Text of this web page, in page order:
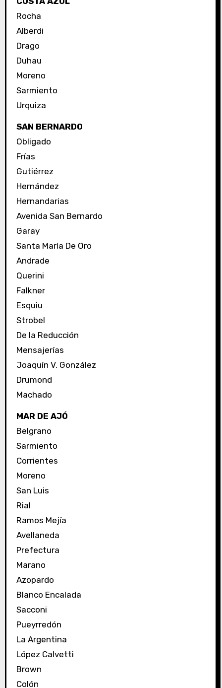
Rocha
Alberdi
Drago
Duhau
Moreno
Sarmiento
Urquiza
SAN BERNARDO
Obligado
Frías
Gutiérrez
Hernández
Hernandarias
Avenida San Bernardo
Garay
Santa María De Oro
Andrade
Querini
Falkner
Esquiu
Strobel
De la Reducción
Mensajerías
Joaquín V. González
Drumond
Machado
MAR DE AJÓ
Belgrano
Sarmiento
Corrientes
Moreno
San Luis
Rial
Ramos Mejía
Avellaneda
Prefectura
Marano
Azopardo
Blanco Encalada
Sacconi
Pueyrredón
La Argentina
López Calvetti
Brown
Colón